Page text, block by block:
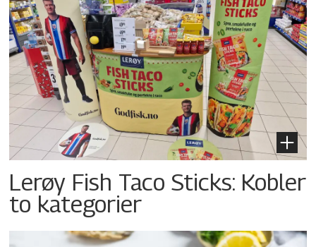
Lerøy Fish Taco Sticks: Kobler
to kategorier